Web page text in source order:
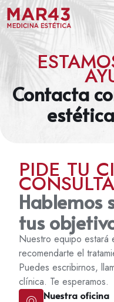
Contacta
PIDE TU
CONSULTA
Hablemos
tus
Nuestro equipo estará
recomendarte el
Puedes escribirnos,
clínica. Te esperamos.
Nuestra oficina